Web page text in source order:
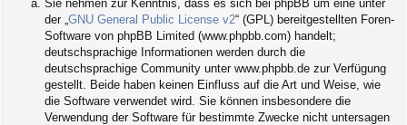
Sie nehmen zur Kenntnis, dass es sich bei phpBB um eine unter
der „ GNU General Public License v2“ (GPL) bereitgestellten Foren-
Software von phpBB Limited (www.phpbb.com) handelt;
deutschsprachige Informationen werden durch die
deutschsprachige Community unter www.phpbb.de zur Verfügung
gestellt. Beide haben keinen Einfluss auf die Art und Weise, wie
die Software verwendet wird. Sie können insbesondere die
Verwendung der Software für bestimmte Zwecke nicht untersagen